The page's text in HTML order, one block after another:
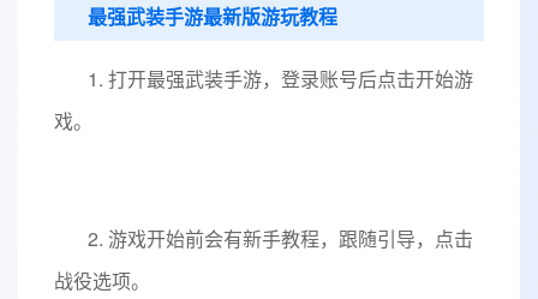
最强武装手游最新版游玩教程
1. 打开最强武装手游，登录账号后点击开始游
戏。
2. 游戏开始前会有新手教程，跟随引导，点击
战役选项。